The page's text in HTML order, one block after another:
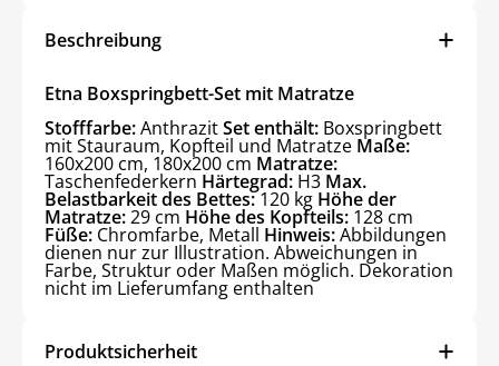
Menge
Beschreibung
Etna Boxspringbett-Set mit Matratze
Stofffarbe:AnthrazitSet enthält: Boxspringbett
mit Stauraum, Kopfteil und Matratze Maße:
160x200 cm, 180x200 cm Matratze:
Taschenfederkern Härtegrad: H3 Max.
Belastbarkeit des Bettes:120 kg Höhe der
Matratze:29 cm Höhe des Kopfteils: 128 cm
Füße: Chromfarbe, Metall Hinweis:Abbildungen
dienen nur zur Illustration. Abweichungen in
Farbe, Struktur oder Maßen möglich. Dekoration
nicht im Lieferumfang enthalten
Produktsicherheit